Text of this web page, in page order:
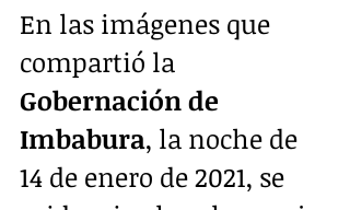
En las imágenes que
compartió la
Gobernación de
Imbabura, la noche de
14 de enero de 2021, se